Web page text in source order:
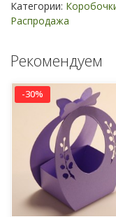
Категории:
Распродажа
Рекомендуем
-30%